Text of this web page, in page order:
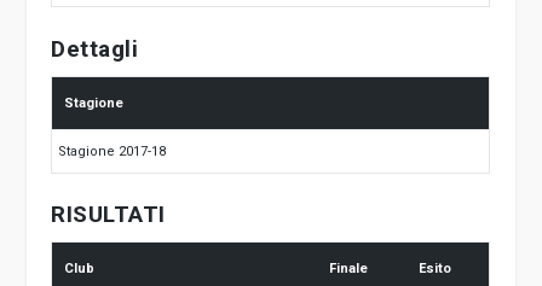
Dettagli
Stagione
Stagione 2017-18
RISULTATI
Club Finale Esito